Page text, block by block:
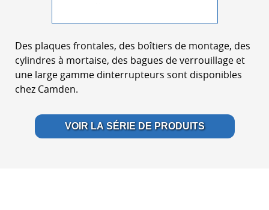
Des plaques frontales, des boîtiers de montage, des
cylindres à mortaise, des bagues de verrouillage et
une large gamme dinterrupteurs sont disponibles
chez Camden.
VOIR LA SÉRIE DE PRODUITS